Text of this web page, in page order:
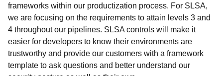
frameworks within our productization process. For SLSA,
we are focusing on the requirements to attain levels 3 and
4 throughout our pipelines. SLSA controls will make it
easier for developers to know their environments are
trustworthy and provide our customers with a framework
template to ask questions and better understand our